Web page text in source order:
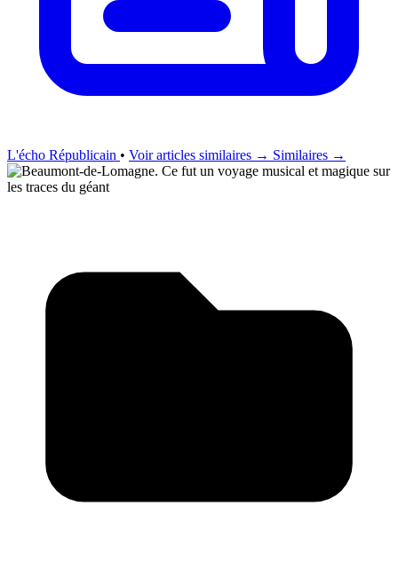
L'écho Républicain • Voir articles similaires → Similaires →